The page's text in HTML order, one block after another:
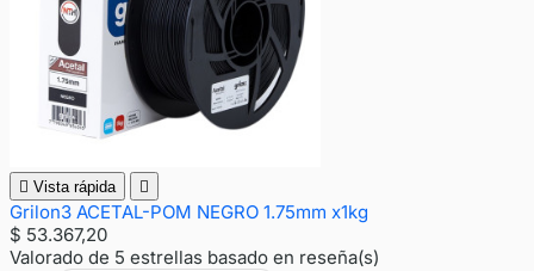
 Vista rápida 
Grilon3 ACETAL-POM NEGRO 1.75mm x1kg
$ 53.367,20
Valorado de 5 estrellas basado en reseña(s)